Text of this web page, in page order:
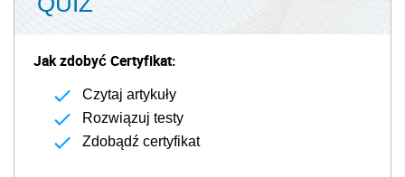
Jak zdobyć Certyfikat:
Czytaj artykuły
Rozwiązuj testy
Zdobądź certyfikat